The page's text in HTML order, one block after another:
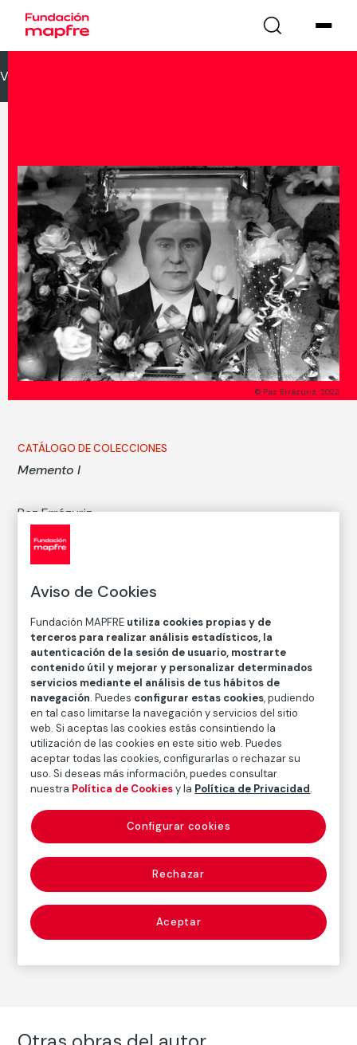
VOLVER
© Paz Errázuriz, 2022
CATÁLOGO DE COLECCIONES
Memento I
Paz Errázuriz
Técnica
Impresión digital con tintas sobre papel
Medidas
Medidas papel: 44,5 × 64 cm
Inventario
FM002607
Fecha
2004
Inscripción/Leyenda
Firmado en el ángulo inferior derecho
Autor
Paz Errázuriz
Nacimiento: Santiago de Chile, 1944
Fotografía
Aviso de Cookies
Fundación MAPFRE utiliza cookies propias y de
terceros para realizar análisis estadísticos, la
autenticación de la sesión de usuario, mostrarte
contenido útil y mejorar y personalizar determinados
servicios mediante el análisis de tus hábitos de
navegación. Puedes configurar estas cookies, pudiendo
en tal caso limitarse la navegación y servicios del sitio
web. Si aceptas las cookies estás consintiendo la
utilización de las cookies en este sitio web. Puedes
aceptar todas las cookies, configurarlas o rechazar su
uso. Si deseas más información, puedes consultar
nuestra Política de Cookiesy la Política de Privacidad.
Rechazar
Aceptar
Configurar cookies